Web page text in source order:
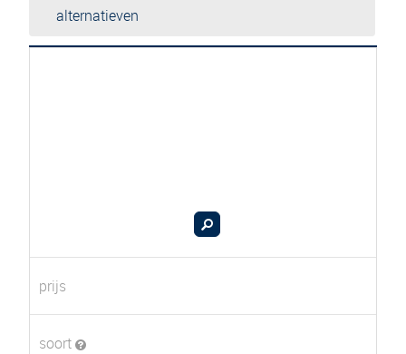
alternatieven
prijs
soort